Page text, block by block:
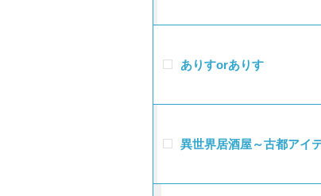
ありすorありす
異世界居酒屋～古都アイ